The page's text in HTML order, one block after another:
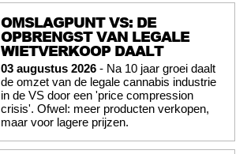
OMSLAGPUNT VS: DE
OPBRENGST VAN LEGALE
WIETVERKOOP DAALT
03 augustus 2026 - Na 10 jaar groei daalt
de omzet van de legale cannabis industrie
in de VS door een 'price compression
crisis'. Ofwel: meer producten verkopen,
maar voor lagere prijzen.